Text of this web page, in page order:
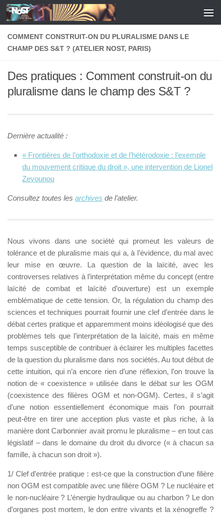
Skip to content
COMMENT CONSTRUIT-ON DU PLURALISME DANS LE
CHAMP DES S&T ? (ATELIER NOST, PARIS)
Des pratiques : Comment construit-on du
pluralisme dans le champ des S&T ?
Dernière actualité :
« Frontières de l’orthodoxie et de l’hétérodoxie : l’exemple
du mouvement critique du droit », une intervention de Lionel
Zevounou
Consultez toutes les archives de l’atelier.
Nous vivons dans une société qui promeut les valeurs de
tolérance et de pluralisme mais qui a, à l’évidence, du mal avec
leur mise en œuvre. La question de la laïcité, avec les
controverses relatives à l’interprétation même du concept (entre
laïcité de combat et laïcité d’ouverture) est un exemple
emblématique de cette tension. Or, la régulation du champ des
sciences et techniques pourrait fournir une clef d’entrée dans le
débat certes pratique et apparemment moins idéologisé que des
problèmes tels que l’interprétation de la laïcité, mais en même
temps susceptible de contribuer à éclairer les multiples facettes
de la question du pluralisme dans nos sociétés. Au tout début de
cette intuition, qui n’a encore rien d’une réflexion, l’on trouve la
notion de « coexistence » utilisée dans le débat sur les OGM
(coexistence des filières OGM et non-OGM). Certes, il s’agit
d’une notion essentiellement économique mais l’on pourrait
peut-être en tirer une acception plus vaste et plus riche, à la
manière dont Carbonnier avait promu le pluralisme – en tout cas
législatif – dans le domaine du droit du divorce (« à chacun sa
famille, à chacun son droit »).
1/ Clef d’entrée pratique : est-ce que la construction d’une filière
non OGM est compatible avec une filière OGM ? Le nucléaire et
le non-nucléaire ? L’énergie hydraulique ou au charbon ? Le don
d’organes post mortem, le don entre vivants et la xénogreffe ?